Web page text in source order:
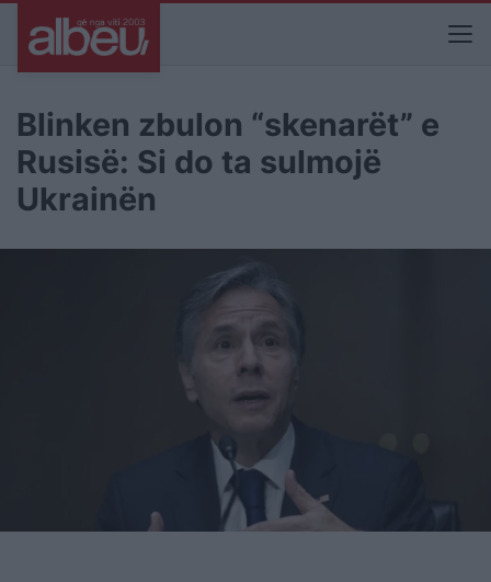
Blinken zbulon “skenarët” e
Rusisë: Si do ta sulmojë
Ukrainën